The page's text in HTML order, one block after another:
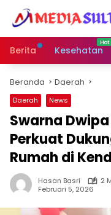
Langsung
konten
Berita
Kesehatan
Beranda Daerah
Daerah News
Swarna
Perkuat
Rumah di
Hasan Basri
2
Februari 5, 2026